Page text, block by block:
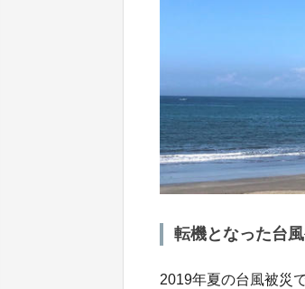
転機となった台
2019年夏の台風被災